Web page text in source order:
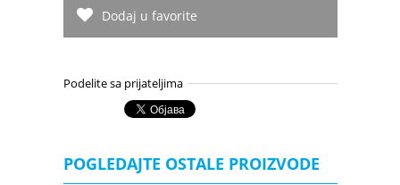
Dodaj u favorite
Podelite sa prijateljima
POGLEDAJTE OSTALE PROIZVODE